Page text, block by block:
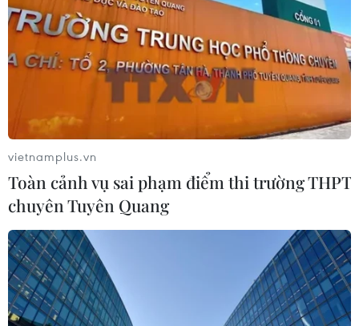
Sở hữu trí tuệ
Quy định sử dụng
RSS
Hỗ trợ
TTXVN
Dịch vụ tin
Liên hệ
Giấy phép số: 1374/GP-BTTTT do Bộ Thông tin và Truyền thông
cấp ngày 11/9/2008.
Quảng cáo: Phó TBT Nguyễn Thị Tám: 093.5958688, Email:
tamvna@gmail.com
Điện thoại: (024) 39411349 - (024) 39411348, Fax: (024)
39411348
vietnamplus.vn
Toàn cảnh vụ sai phạm điểm thi trường THPT
chuyên Tuyên Quang